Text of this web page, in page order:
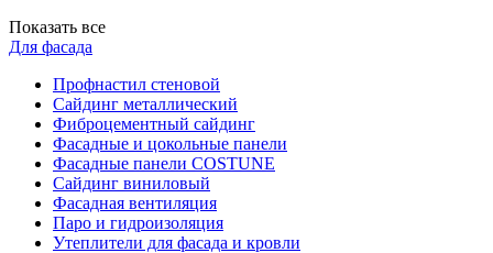
Показать все
Для фасада
Профнастил стеновой
Сайдинг металлический
Фиброцементный сайдинг
Фасадные и цокольные панели
Фасадные панели COSTUNE
Сайдинг виниловый
Фасадная вентиляция
Паро и гидроизоляция
Утеплители для фасада и кровли